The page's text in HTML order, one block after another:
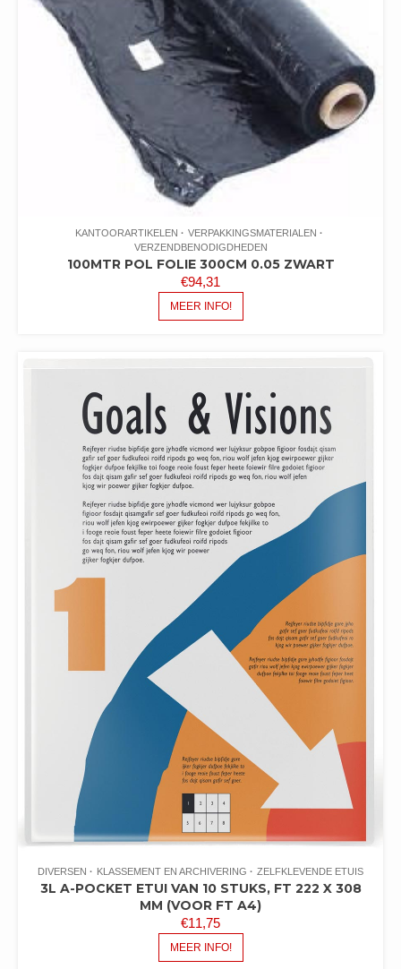
KANTOORARTIKELEN
VERPAKKINGSMATERIALEN
VERZENDBENODIGDHEDEN
100MTR POL FOLIE 300CM 0.05 ZWART
€94,31
MEER INFO!
DIVERSEN KLASSEMENT EN ARCHIVERING ZELFKLEVENDE ETUIS
3L A-POCKET ETUI VAN 10 STUKS, FT 222 X 308
MM (VOOR FT A4)
€11,75
MEER INFO!